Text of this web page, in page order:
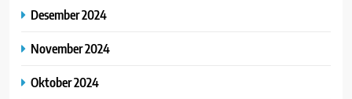
Desember 2024
November 2024
Oktober 2024